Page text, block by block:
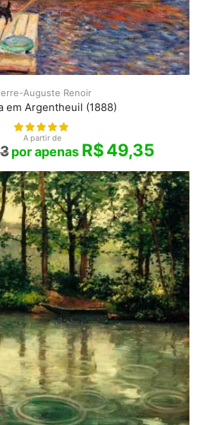
Auguste Renoir
em Argentheuil (1888)
A partir de
R$49,35